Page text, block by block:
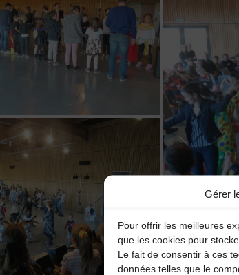
Gérer
Pour offrir les meilleures
que les cookies pour
Le fait de consentir à ces
données telles que le